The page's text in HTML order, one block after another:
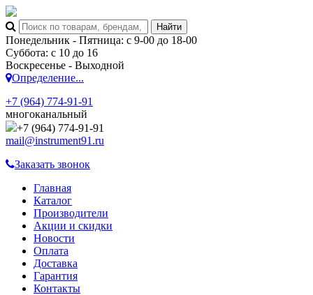
Понедельник - Пятница: с 9-00 до 18-00
Суббота: с 10 до 16
Воскресенье - Выходной
Определение...
+7 (964) 774-91-91
многоканальный
+7 (964) 774-91-91
mail@instrument91.ru
Заказать звонок
Главная
Каталог
Производители
Акции и скидки
Новости
Оплата
Доставка
Гарантия
Контакты